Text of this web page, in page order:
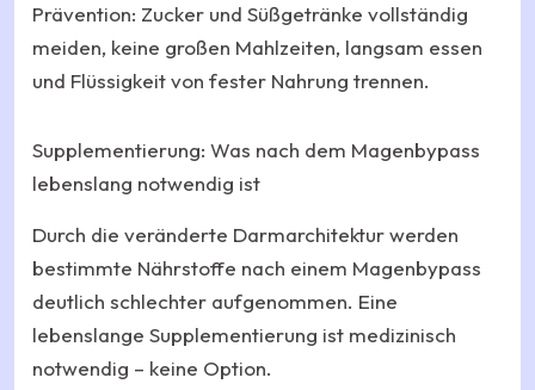
Prävention: Zucker und Süßgetränke vollständig
meiden, keine großen Mahlzeiten, langsam essen
und Flüssigkeit von fester Nahrung trennen.
Supplementierung: Was nach dem Magenbypass
lebenslang notwendig ist
Durch die veränderte Darmarchitektur werden
bestimmte Nährstoffe nach einem Magenbypass
deutlich schlechter aufgenommen. Eine
lebenslange Supplementierung ist medizinisch
notwendig – keine Option.